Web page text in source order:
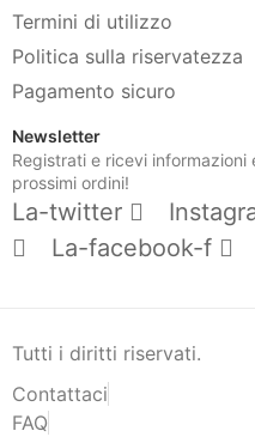
Termini di utilizzo
Politica sulla riservatezza
Pagamento sicuro
Newsletter
Registrati e ricevi
prossimi ordini!
La-twitter
La-facebook-f
Tutti i diritti riservati.
Contattaci
FAQ